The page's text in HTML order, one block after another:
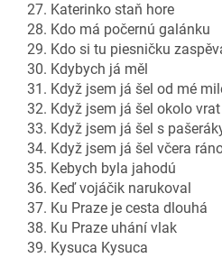
27. Katerinko staň hore
28. Kdo má počernú galánku
29. Kdo si tu piesničku
30. Kdybych já měl
31. Když jsem já šel od mé
32. Když jsem já šel okolo vrat
33. Když jsem já šel s
34. Když jsem já šel včera
35. Kebych byla jahodú
36. Keď vojáčik narukoval
37. Ku Praze je cesta dlouhá
38. Ku Praze uhání vlak
39. Kysuca Kysuca